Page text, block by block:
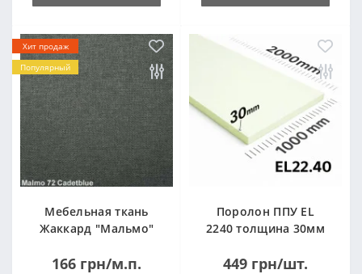
Хит продаж
Популярный
Мебельная ткань
Жаккард "Мальмо"
166 грн/м.п.
Поролон ППУ EL
2240 толщина 30мм
(1000x2000мм)
449 грн/шт.